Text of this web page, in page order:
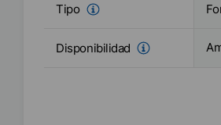
Tipo
Disponibilidad